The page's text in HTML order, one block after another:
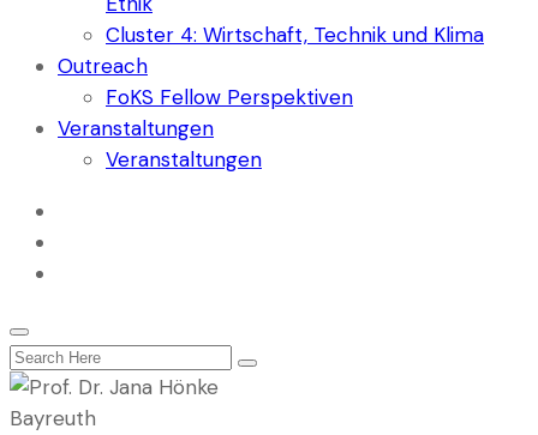
Cluster 4: Wirtschaft, Technik und Klima
Outreach
FoKS Fellow Perspektiven
Veranstaltungen
Veranstaltungen
Bayreuth